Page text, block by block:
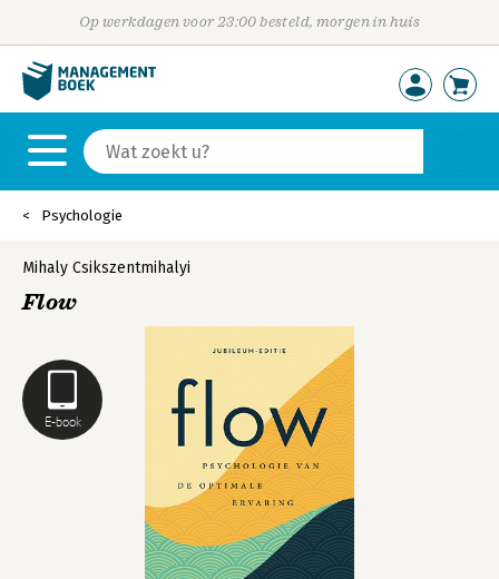
Op werkdagen voor 23:00 besteld, morgen in huis
Psychologie
E-book
Mihaly Csikszentmihalyi
Flow